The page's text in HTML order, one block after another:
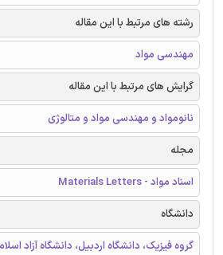
رشته های مرتبط با این مقاله
مهندسی مواد
گرایش های مرتبط با این مقاله
نانومواد و مهندسی مواد و متالوژی
مجله
اسناد مواد - Materials Letters
دانشگاه
گروه فیزیک، دانشگاه اردبیل، دانشگاه آزاد